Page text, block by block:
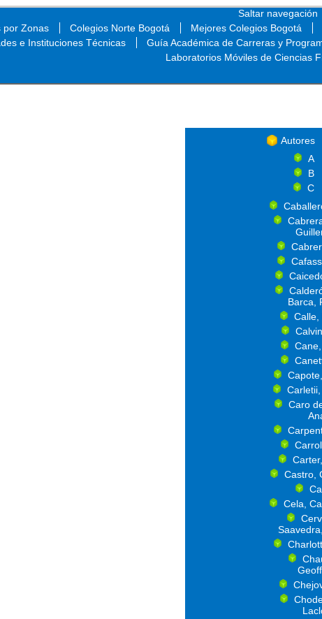
Saltar navegación
por Zonas Colegios Norte Bogotá Mejores Colegios Bogotá
e Instituciones Técnicas
Guía Académica de Carreras y
Laboratorios Móviles de Ciencias
Autores
A
B
C
Barca,
Calle,
Caro
Castro,
Cela,